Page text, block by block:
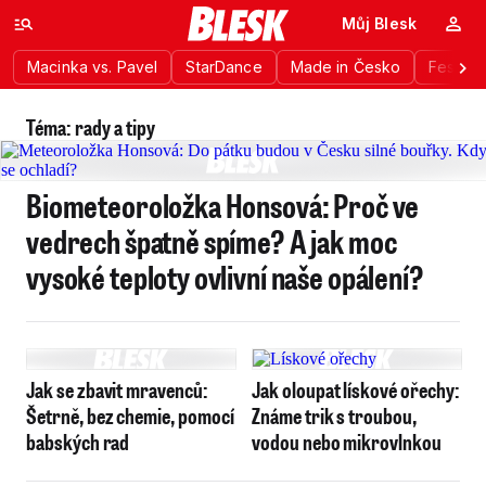
Macinka vs. Pavel StarDance Made in Česko
Můj Blesk
Téma: rady a tipy
Biometeoroložka Honsová: Proč ve
vedrech špatně spíme? A jak moc
vysoké teploty ovlivní naše opálení?
Jak se zbavit mravenců:
Šetrně, bez chemie, pomocí
babských rad
Jak oloupat lískové ořechy:
Známe trik s troubou,
vodou nebo mikrovlnkou